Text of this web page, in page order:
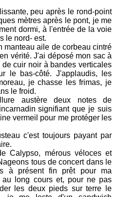
peu après le rond-point
mètres après le pont, je me
dormi, à l'entrée de la voie
le nord- est.
manteau aile de corbeau cintré
vérité. J'ai déposé mon sac à
cuir noir à bandes verticales
le bas-côté. J'applaudis, les
je chasse les frimas, je
le froid.
austère deux notes de
signifiant que je suis
vermeil pour me protéger les
c'est toujours payant par
Calypso, mérous véloces et
tous de concert dans le
à présent fin prêt pour ma
au long cours et, pour ne pas
les deux pieds sur terre le